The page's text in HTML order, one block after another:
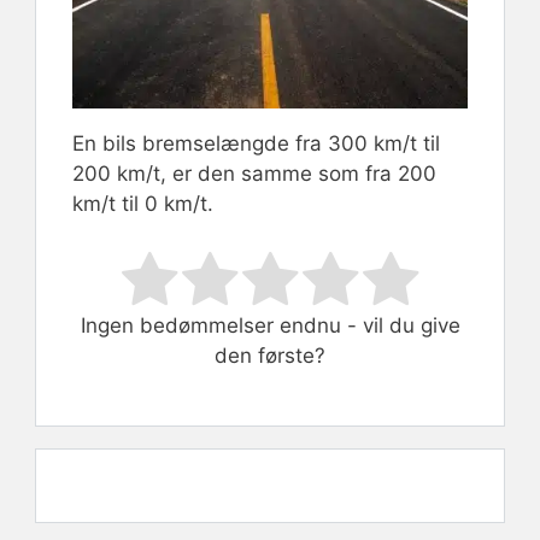
En bils bremselængde fra 300 km/t til
200 km/t, er den samme som fra 200
km/t til 0 km/t.
Rate this item:
Submit Rating
Ingen bedømmelser endnu - vil du give
den første?